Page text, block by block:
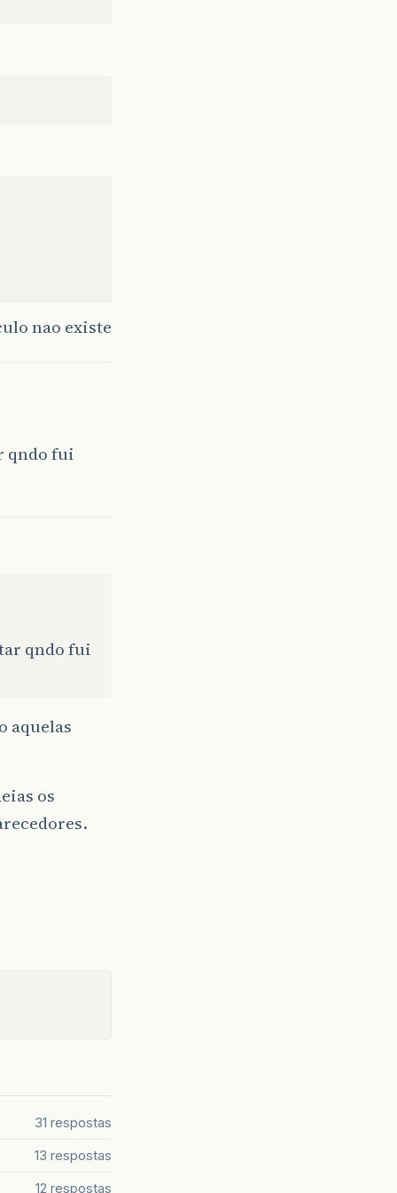
nao existe
qndo fui
qndo fui
aquelas
os
31 respostas
13 respostas
12 respostas